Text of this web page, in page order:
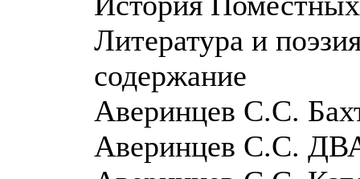
Литература и
содержание
Аверинцев С.С.
Аверинцев С.С.